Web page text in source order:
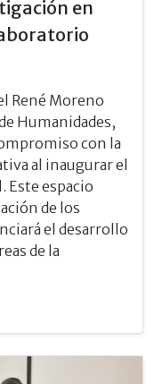
en
René Moreno
Humanidades,
con la
al inaugurar el
Este espacio
de los
el desarrollo
de la